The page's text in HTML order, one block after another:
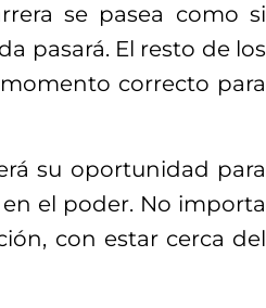
se pasea como si
pasará. El resto de los
correcto para
su oportunidad para
el poder. No importa
con estar cerca del